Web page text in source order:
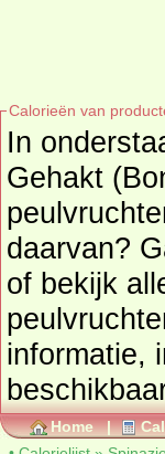
Calorieën van
In
Gehakt (Bonduelle)
daarvan?
of bekijk
informatie,
Home |